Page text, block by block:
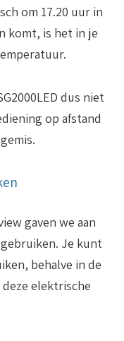
om 17.20 uur in
komt, is het in je
dus niet
op afstand
gaven we aan
Je kunt
behalve in de
elektrische